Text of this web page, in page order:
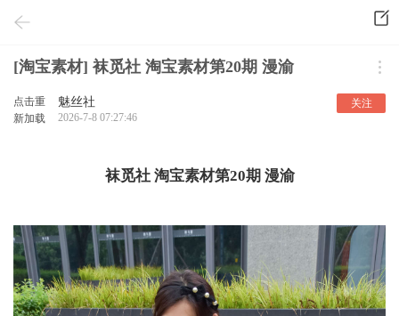
[淘宝素材] 袜觅社 淘宝素材第20期 漫渝
点击重
新加载
魅丝社
2026-7-8 07:27:46
关注
袜觅社 淘宝素材第20期 漫渝